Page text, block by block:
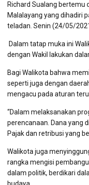
Richard Sualang bertemu
Malalayang yang dihadiri
teladan. Senin (24/05/
Dalam tatap muka ini
dengan Wakil lakukan
Bagi Walikota bahwa
seperti juga dengan
mengacu pada aturan
“Dalam melaksanakan
perencanaan. Dana yang
Pajak dan retribusi yang
Walikota juga
rangka mengisi
dalam politik, berdikari